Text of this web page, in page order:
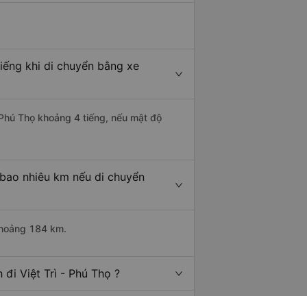
khi di chuyển bằng xe
Thọ khoảng 4 tiếng, nếu mật độ
nhiêu km nếu di chuyển
184 km.
đi Việt Trì - Phú Thọ ?